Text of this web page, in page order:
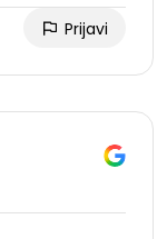
Prijavi